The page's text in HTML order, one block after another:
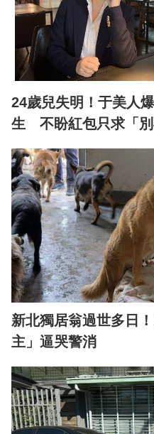
24歲兒失明！于美人
生 不盼紅包只求「別
新北獨居翁過世多日
主」逼哭警消